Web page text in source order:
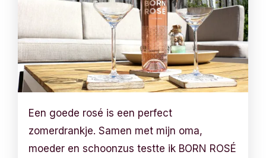
Een goede rosé is een perfect
zomerdrankje. Samen met mijn oma,
moeder en schoonzus testte ik BORN ROSÉ